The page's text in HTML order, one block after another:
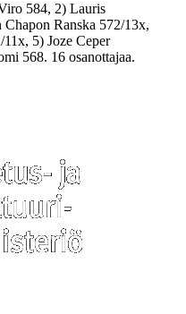
584, 2) Lauris
Ranska 572/13x,
5) Joze Ceper
568. 16 osanottajaa.